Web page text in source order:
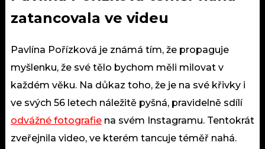
zatancovala ve videu
Pavlína Pořízková je známá tím, že propaguje
myšlenku, že své tělo bychom měli milovat v
každém věku. Na důkaz toho, že je na své křivky i
ve svých 56 letech náležitě pyšná, pravidelně sdílí
odvážné fotografie na svém Instagramu. Tentokrát
zveřejnila video, ve kterém tancuje téměř nahá.